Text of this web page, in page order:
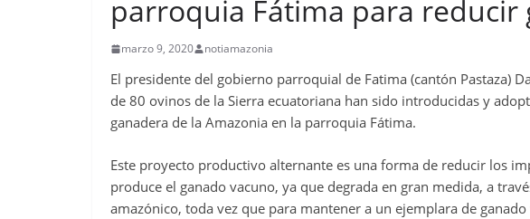
parroquia Fátima para reducir
marzo 9, 2020 notiamazonia
El presidente del gobierno parroquial de Fatima (cantón Pastaza)
de 80 ovinos de la Sierra ecuatoriana han sido introducidas y
ganadera de la Amazonia en la parroquia Fátima.
Este proyecto productivo alternante es una forma de reducir los
produce el ganado vacuno, ya que degrada en gran medida, a
amazónico, toda vez que para mantener a un ejemplara de